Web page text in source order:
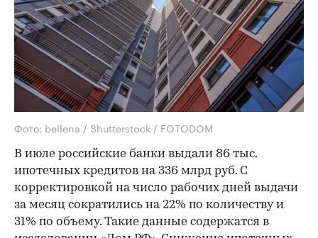
Фото: bellena / Shutterstock / FOTODOM
В июле российские банки выдали 86 тыс.
ипотечных кредитов на 336 млрд руб. С
корректировкой на число рабочих дней выдачи
за месяц сократились на 22% по количеству и
31% по объему. Такие данные содержатся в